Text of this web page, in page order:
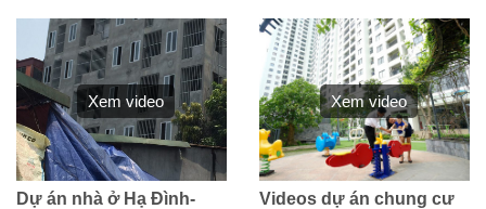
Xem video
Dự án nhà ở Hạ Đình-
Xem video
Videos dự án chung cư